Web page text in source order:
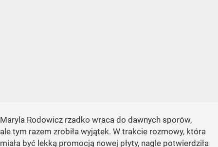
Maryla Rodowicz rzadko wraca do dawnych sporów,
ale tym razem zrobiła wyjątek. W trakcie rozmowy, która
miała być lekką promocją nowej płyty, nagle potwierdziła